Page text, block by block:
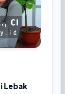
Lebak